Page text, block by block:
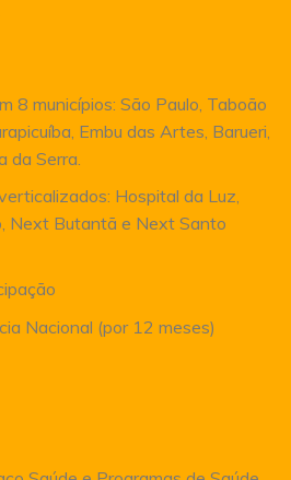
8 municípios: São Paulo, Taboão
Embu das Artes, Barueri,
da Serra.
Hospital da Luz,
Next Butantã e Next Santo
Nacional (por 12 meses)